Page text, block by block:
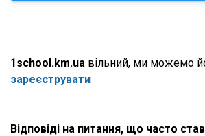
1school.km.ua вільний, ми можемо
зареєструвати
Відповіді на питання, що часто